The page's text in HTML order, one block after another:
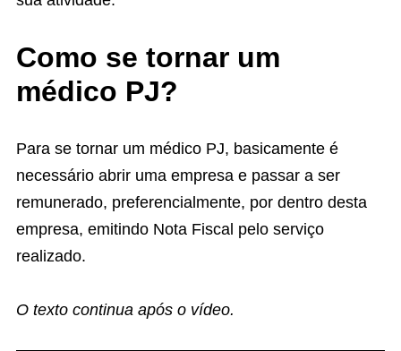
Como se tornar um
médico PJ?
Para se tornar um médico PJ, basicamente é
necessário abrir uma empresa e passar a ser
remunerado, preferencialmente, por dentro desta
empresa, emitindo Nota Fiscal pelo serviço
realizado.
O texto continua após o vídeo.